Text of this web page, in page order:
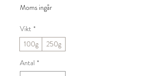
Moms ingår
Vikt *
100g
250g
Antal *